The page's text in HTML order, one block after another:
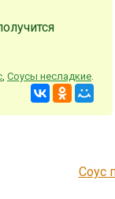
,Соусы несладкие
Соус